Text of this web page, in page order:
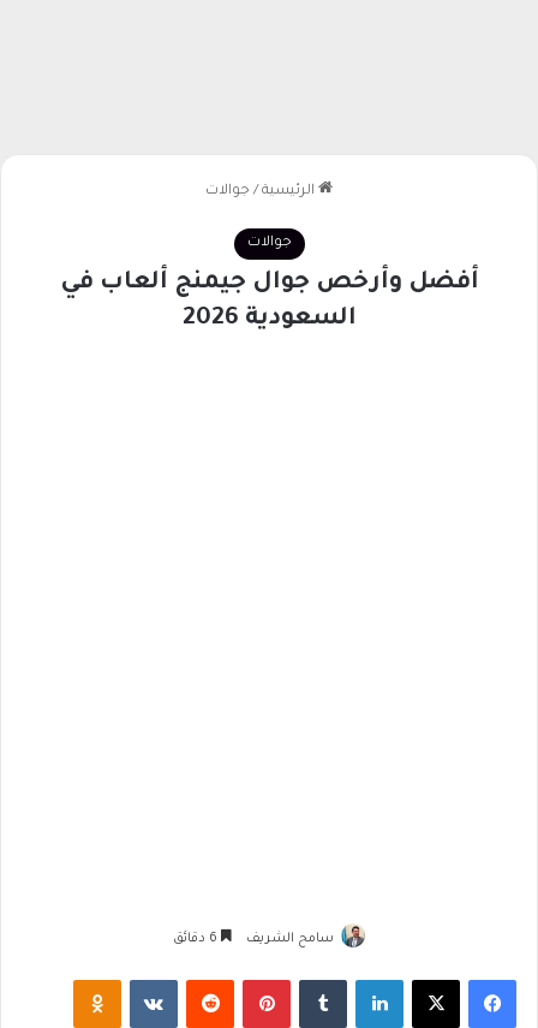
الرئيسية / جوالات
جوالات
أفضل وأرخص جوال جيمنج ألعاب في
السعودية 2026
سامح الشريف
فيسبوك لينكدإن بينتيريست